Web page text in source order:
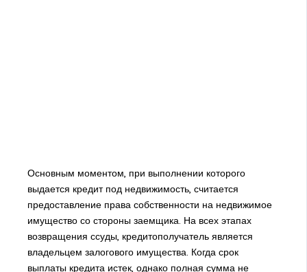
Основным моментом, при выполнении которого
выдается кредит под недвижимость, считается
предоставление права собственности на недвижимое
имущество со стороны заемщика. На всех этапах
возвращения ссуды, кредитополучатель является
владельцем залогового имущества. Когда срок
выплаты кредита истек, однако полная сумма не